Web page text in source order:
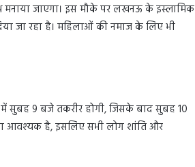
मनाया जाएगा। इस मौके पर लखनऊ के इस्लामिक
जा रहा है। महिलाओं की नमाज के लिए भी
सुबह 9 बजे तकरीर होगी, जिसके बाद सुबह 10
आवश्यक है, इसलिए सभी लोग शांति और